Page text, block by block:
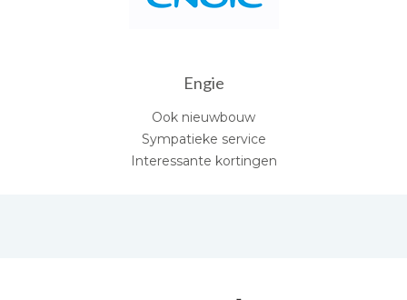
Engie
Ook nieuwbouw
Sympatieke service
Interessante kortingen